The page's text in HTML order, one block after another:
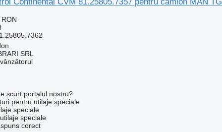
SRL
scurt portalul nostru?
pentru utilaje speciale
speciale
speciale
corect